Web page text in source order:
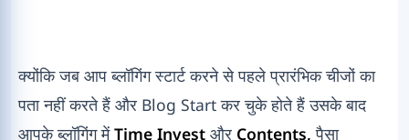
क्योंकि जब आप ब्लॉगिंग स्टार्ट करने से पहले प्रारंभिक चीजों का
पता नहीं करते हैं और Blog Start कर चुके होते हैं उसके बाद
आपके ब्लॉगिंग मेंTime Invest और Contents, पैसा